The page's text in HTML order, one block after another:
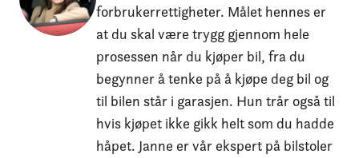
forbrukerrettigheter. Målet hennes er
at du skal være trygg gjennom hele
prosessen når du kjøper bil, fra du
begynner å tenke på å kjøpe deg bil og
til bilen står i garasjen. Hun trår også til
hvis kjøpet ikke gikk helt som du hadde
håpet. Janne er vår ekspert på bilstoler